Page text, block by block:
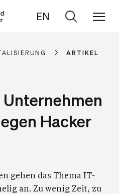
EN
Zur
ARTIKEL
Hacker
gehen das Thema IT-
an. Zu wenig Zeit, zu